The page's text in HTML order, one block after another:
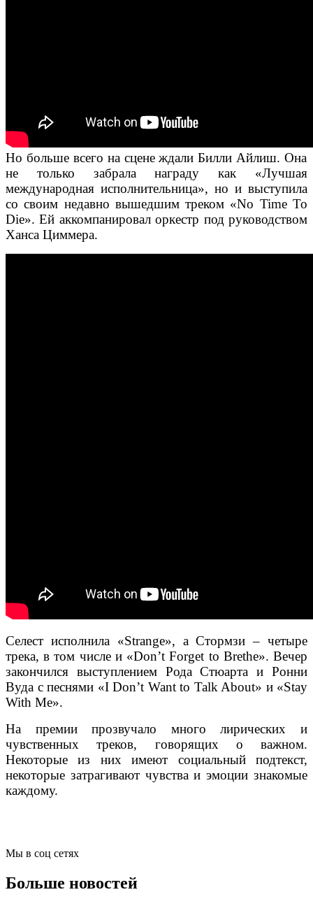
Но больше всего на сцене ждали Билли Айлиш. Она
не только забрала награду как «Лучшая
международная исполнительница», но и выступила
со своим недавно вышедшим треком «No Time To
Die». Ей аккомпанировал оркестр под руководством
Ханса Циммера.
Селест исполнила «Strange», а Стормзи – четыре
трека, в том числе и «Don’t Forget to Brethe». Вечер
закончился выступлением Рода Стюарта и Ронни
Вуда с песнями «I Don’t Want to Talk About» и «Stay
With Me».
На премии прозвучало много лирических и
чувственных треков, говорящих о важном.
Некоторые из них имеют социальный подтекст,
некоторые затрагивают чувства и эмоции знакомые
каждому.
Мы в соц сетях
Больше новостей